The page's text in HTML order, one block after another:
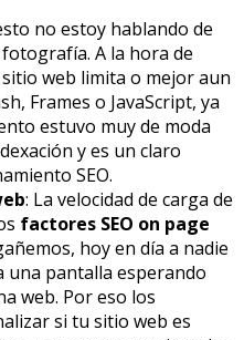
no estoy hablando de
A la hora de
web limita o mejor aun
Frames o JavaScript, ya
estuvo muy de moda
y es un claro
SEO.
: La velocidad de carga de
factores SEO on page
hoy en día a nadie
una pantalla esperando
web. Por eso los
si tu sitio web es